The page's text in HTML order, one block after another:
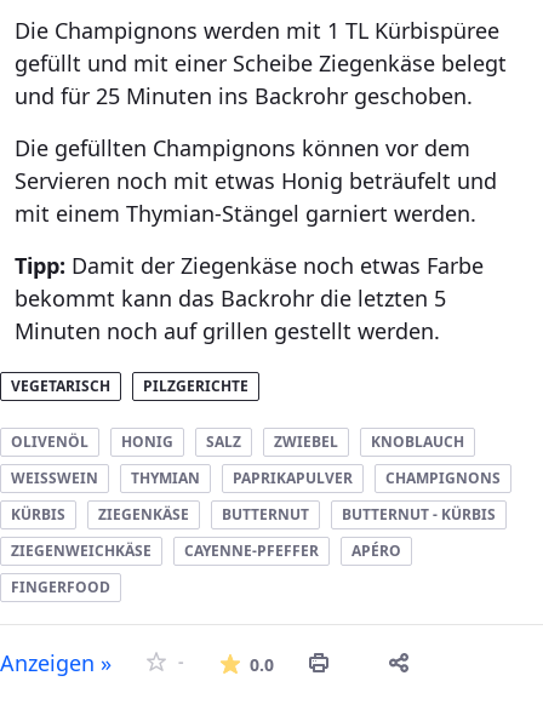
Die Champignons werden mit 1 TL Kürbispüree
gefüllt und mit einer Scheibe Ziegenkäse belegt
und für 25 Minuten ins Backrohr geschoben.
Die gefüllten Champignons können vor dem
Servieren noch mit etwas Honig beträufelt und
mit einem Thymian-Stängel garniert werden.
Tipp: Damit der Ziegenkäse noch etwas Farbe
bekommt kann das Backrohr die letzten 5
Minuten noch auf grillen gestellt werden.
VEGETARISCH PILZGERICHTE
OLIVENÖL HONIG SALZ ZWIEBEL
KNOBLAUCH
WEISSWEIN
THYMIAN PAPRIKAPULVER
CHAMPIGNONS
KÜRBIS
ZIEGENKÄSE BUTTERNUT
BUTTERNUT - KÜRBIS
ZIEGENWEICHKÄSE
CAYENNE-PFEFFER
APÉRO
FINGERFOOD
Anzeigen » - 0.0Die durchschnittliche